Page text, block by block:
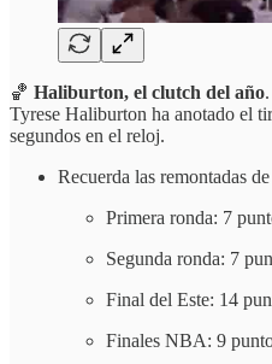
🏀 Haliburton, el clutch del año
Tyrese Haliburton ha anotado el
segundos en el reloj.
Recuerda las remontadas
Primera ronda: 7
Segunda ronda: 7
Final del Este: 14
Finales NBA: 9